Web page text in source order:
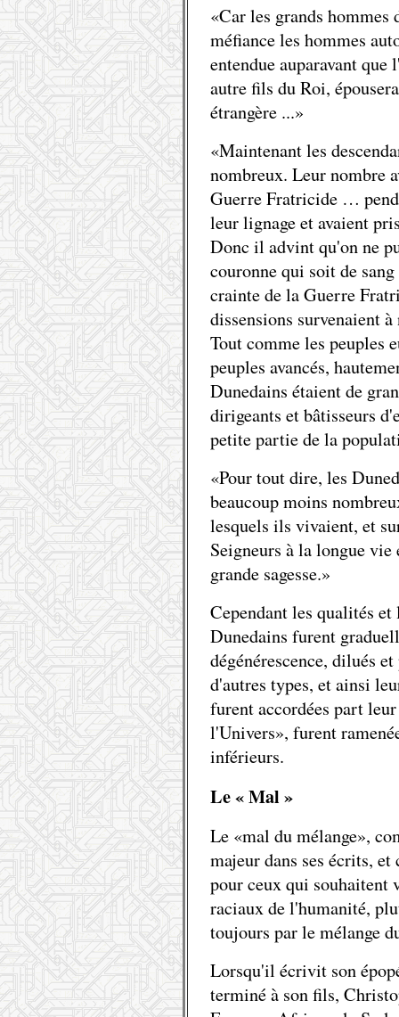
«Car les grands hommes
méfiance les hommes
entendue auparavant
autre fils du Roi,
étrangère ...»
«Maintenant les
nombreux. Leur nombre
Guerre Fratricide …
leur lignage et avaient
Donc il advint qu'on ne
couronne qui soit de
crainte de la Guerre
dissensions survenaient
Tout comme les peuples
peuples avancés,
Dunedains étaient de
dirigeants et bâtisseurs
petite partie de la
«Pour tout dire, les
beaucoup moins
lesquels ils vivaient, et
Seigneurs à la longue vie
grande sagesse.»
Cependant les qualités
Dunedains furent
dégénérescence, dilués
d'autres types, et ainsi
furent accordées part
l'Univers», furent
inférieurs.
Le « Mal »
Le «mal du mélange»,
majeur dans ses écrits,
pour ceux qui souhaitent
raciaux de l'humanité,
toujours par le mélange
Lorsqu'il écrivit son
terminé à son fils,